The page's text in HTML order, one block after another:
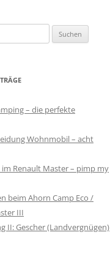
– die perfekte
Wohnmobil – acht
Renault Master – pimp my
beim Ahorn Camp Eco /
III
II: Gescher (Landvergnügen)